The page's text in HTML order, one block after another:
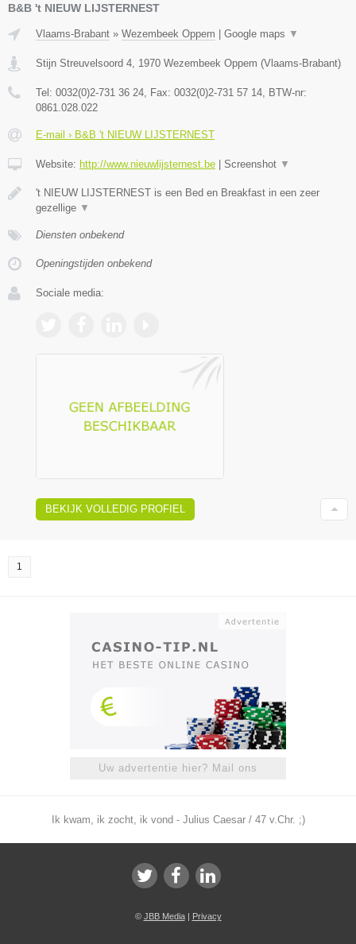
B&B 't NIEUW LIJSTERNEST
Vlaams-Brabant » Wezembeek Oppem | Google maps ▼
Stijn Streuvelsoord 4 1970 Wezembeek Oppem (Vlaams-Brabant)
Tel: 0032(0)2-731 36 24 , Fax: 0032(0)2-731 57 14 , BTW-nr:
0861.028.022
E-mail › B&B 't NIEUW LIJSTERNEST
Website: http://www.nieuwlijsternest.be | Screenshot ▼
't NIEUW LIJSTERNEST is een Bed en Breakfast in een zeer
gezellige ▼
Diensten onbekend
Openingstijden onbekend
Sociale media:
BEKIJK VOLLEDIG PROFIEL
1
Uw advertentie hier? Mail ons
Ik kwam, ik zocht, ik vond - Julius Caesar / 47 v.Chr. ;)
© JBB Media| Privacy